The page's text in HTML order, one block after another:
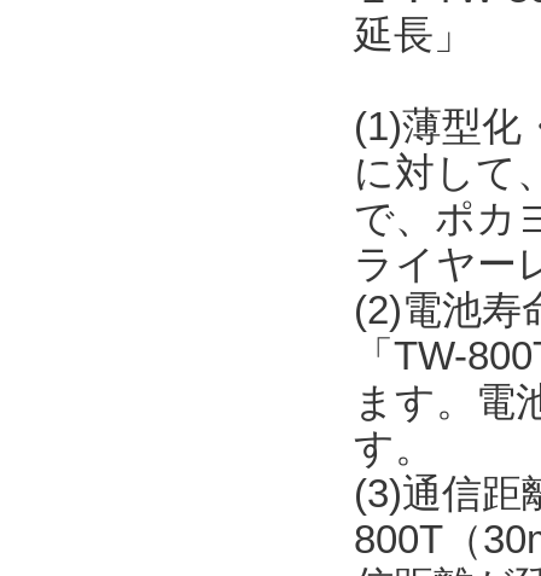
延長」
(1)薄型化
に対して
で、ポカ
ライヤー
(2)電池寿
「TW-
ます。電
す。
(3)通信距
800T（